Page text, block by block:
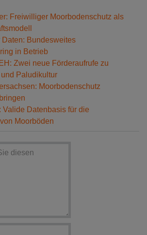
Freiwilliger Moorbodenschutz als
Daten: Bundesweites
in Betrieb
Zwei neue Förderaufrufe zu
Paludikultur
Moorbodenschutz
Valide Datenbasis für die
Moorböden